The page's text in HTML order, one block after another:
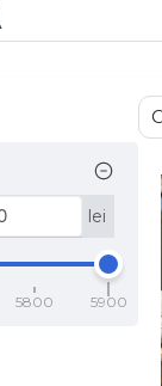
lei
5800 5900